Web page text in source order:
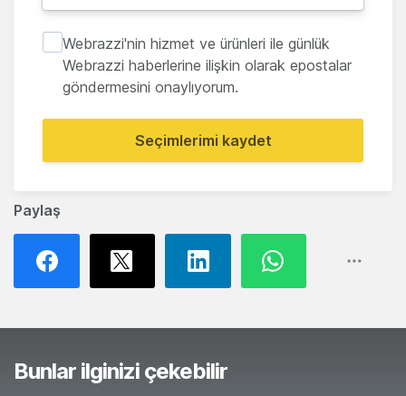
Paylaş
Webrazzi'nin hizmet ve ürünleri ile günlük
Webrazzi haberlerine ilişkin olarak epostalar
göndermesini onaylıyorum.
Seçimlerimi kaydet
Bunlar ilginizi çekebilir